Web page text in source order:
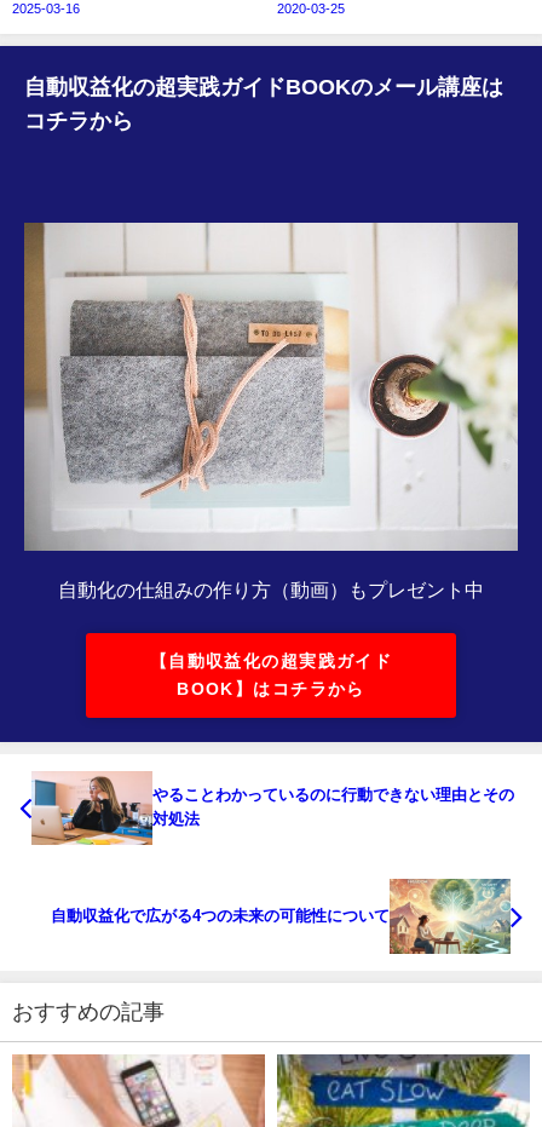
2025-03-16 2020-03-25
自動収益化の超実践ガイドBOOKのメール講座は
コチラから
自動化の仕組みの作り方（動画）もプレゼント中
【自動収益化の超実践ガイド
BOOK】はコチラから
やることわかっているのに行動できない理由とその
対処法
自動収益化で広がる4つの未来の可能性について
おすすめの記事